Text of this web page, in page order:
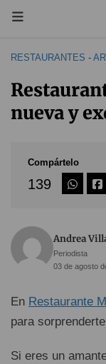
RESTAURANTES -
nueva y
Compártelo
139
Andrea
Periodista
03 de agosto
En Restaurante
para
Si eres un